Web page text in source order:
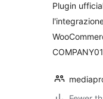
Plugin